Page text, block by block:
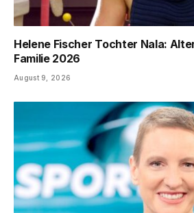
Helene Fischer Tochter Nala:
Familie 2026
August 9, 2026